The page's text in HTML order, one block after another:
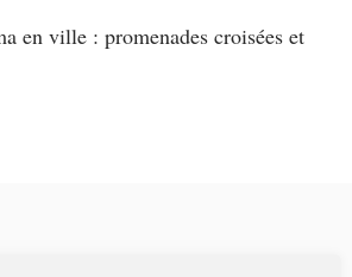
en ville : promenades croisées et